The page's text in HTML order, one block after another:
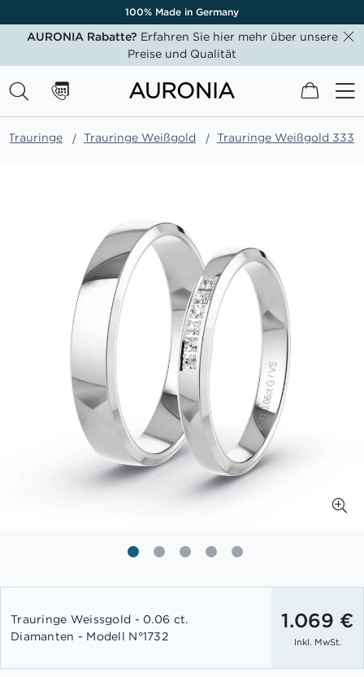
100% Made in Germany
AURONIA Rabatte? Erfahren Sie hier mehr über unsere
Preise und Qualität
Mein
Trauringe Trauringe Weißgold Trauringe Weißgold 333
der
Bildgalerie
Trauringe Weissgold - 0.06 ct.
Diamanten - Modell N°1732
1.069 €
Inkl. MwSt.